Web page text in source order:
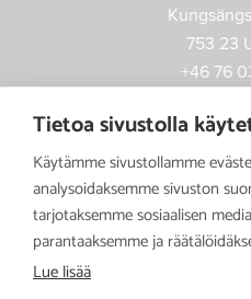
Tietoa sivustolla
Käytämme sivustollamme
analysoidaksemme sivuston
tarjotaksemme sosiaalisen
parantaaksemme ja
Lue lisää
753 23
+46 76